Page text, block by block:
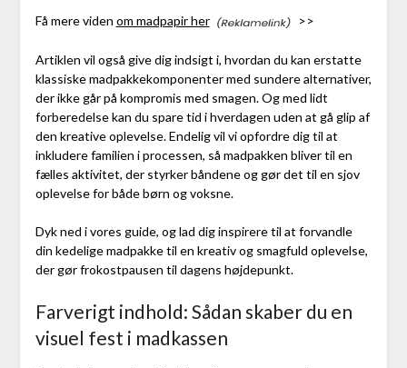
Få mere viden om madpapir her >>
Artiklen vil også give dig indsigt i, hvordan du kan erstatte
klassiske madpakkekomponenter med sundere alternativer,
der ikke går på kompromis med smagen. Og med lidt
forberedelse kan du spare tid i hverdagen uden at gå glip af
den kreative oplevelse. Endelig vil vi opfordre dig til at
inkludere familien i processen, så madpakken bliver til en
fælles aktivitet, der styrker båndene og gør det til en sjov
oplevelse for både børn og voksne.
Dyk ned i vores guide, og lad dig inspirere til at forvandle
din kedelige madpakke til en kreativ og smagfuld oplevelse,
der gør frokostpausen til dagens højdepunkt.
Farverigt indhold: Sådan skaber du en
visuel fest i madkassen